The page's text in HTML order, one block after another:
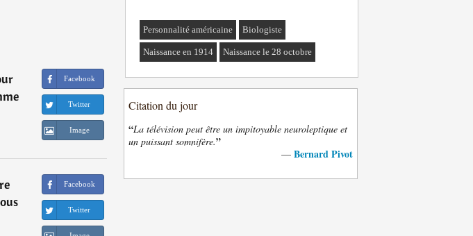
Facebook
Twitter
Image
Facebook
Twitter
Personnalité américaine Biologiste
Naissance en 1914 Naissance le 28 octobre
Citation du jour
“La télévision peut être un impitoyable neuroleptique et
un puissant somnifère.”
— Bernard Pivot